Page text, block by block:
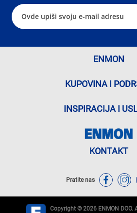
ENMON
KUPOVINA I
INSPIRACIJA I
KONTAKT
Pratite nas
Copyright © 2026 ENMON DOO.